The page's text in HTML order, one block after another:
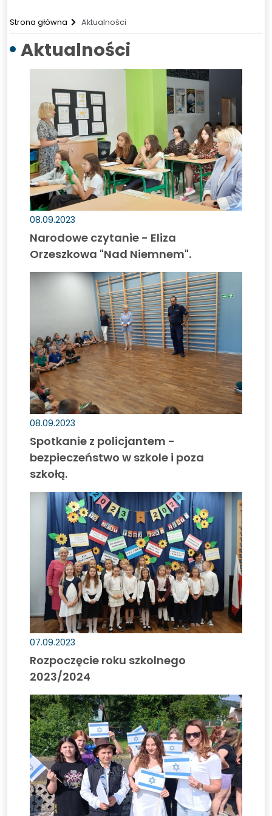
Strona główna Aktualności
Aktualności
czytanie
Eliza
Orzeszkowa
"Nad
Niemnem".
08.09.2023
Narodowe czytanie - Eliza
Orzeszkowa "Nad Niemnem".
Spotkanie
bezpieczeństwo
w
szkole
i
poza
szkołą.
08.09.2023
Spotkanie z policjantem -
bezpieczeństwo w szkole i poza
szkołą.
Rozpoczęcie
roku
szkolnego
2023/2024
07.09.2023
Rozpoczęcie roku szkolnego
2023/2024
Dzień
sportu